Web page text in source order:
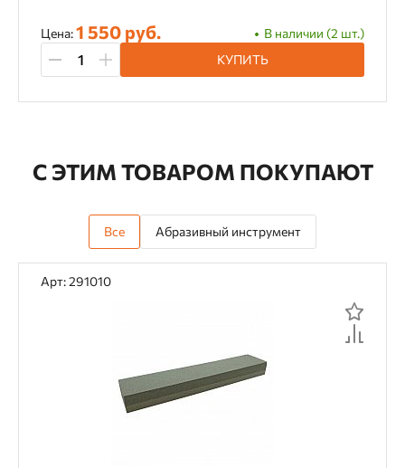
Цена:1 550 руб.
В наличии (2 шт.)
КУПИТЬ
С ЭТИМ ТОВАРОМ ПОКУПАЮТ
Все Абразивный инструмент
Арт: 291010